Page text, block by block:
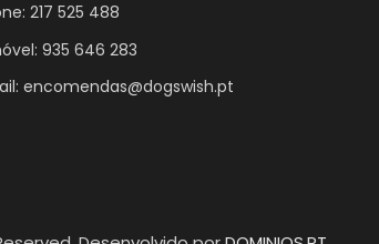
217 525 488
935 646 283
encomendas@dogswish.pt